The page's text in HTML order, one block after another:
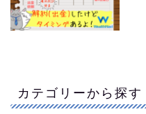
カテゴリーから探す